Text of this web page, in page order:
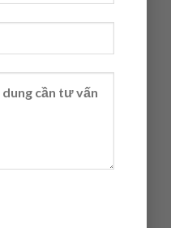
omodajaecoo-